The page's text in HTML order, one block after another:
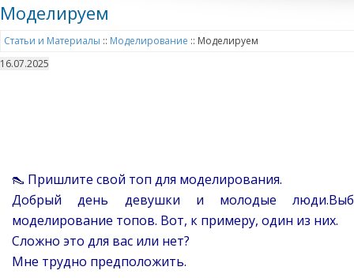
Моделируем
Статьи и Материалы :: Моделирование :: Моделируем
16.07.2025
👠 Пришлите свой топ для моделирования.
Добрый день девушки и молодые
моделирование топов. Вот, к примеру, один из них.
Сложно это для вас или нет?
Мне трудно предположить.